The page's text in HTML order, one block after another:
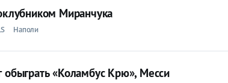
Миранчука
Наполи
«Коламбус Крю», Месси